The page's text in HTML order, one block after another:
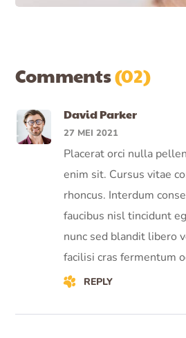
Comments(02)
David Parker
27 MEI 2021
Placerat orci nulla
enim sit. Cursus vitae
rhoncus. Interdum
faucibus nisl tincidunt
nunc sed blandit libero
facilisi cras fermentum
REPLY